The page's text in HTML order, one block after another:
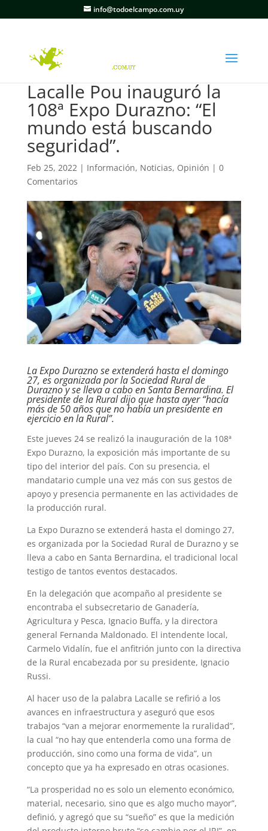
info@todoelcampo.com.uy
Lacalle Pou inauguró la
108ª Expo Durazno: “El
mundo está buscando
seguridad”.
Feb 25, 2022| Información, Noticias, Opinión | 0
Comentarios
La Expo Durazno se extenderá hasta el domingo
27, es organizada por la Sociedad Rural de
Durazno y se lleva a cabo en Santa Bernardina. El
presidente de la Rural dijo que hasta ayer “hacía
más de 50 años que no había un presidente en
ejercicio en la Rural”.
Este jueves 24 se realizó la inauguración de la 108ª
Expo Durazno, la exposición más importante de su
tipo del interior del país. Con su presencia, el
mandatario cumple una vez más con sus gestos de
apoyo y presencia permanente en las actividades de
la producción rural.
La Expo Durazno se extenderá hasta el domingo 27,
es organizada por la Sociedad Rural de Durazno y se
lleva a cabo en Santa Bernardina, el tradicional local
testigo de tantos eventos destacados.
En la delegación que acompaño al presidente se
encontraba el subsecretario de Ganadería,
Agricultura y Pesca, Ignacio Buffa, y la directora
general Fernanda Maldonado. El intendente local,
Carmelo Vidalín, fue el anfitrión junto con la directiva
de la Rural encabezada por su presidente, Ignacio
Russi.
Al hacer uso de la palabra Lacalle se refirió a los
avances en infraestructura y aseguró que esos
trabajos “van a mejorar enormemente la ruralidad”,
la cual “no hay que entenderla como una forma de
producción, sino como una forma de vida”, un
concepto que ya ha expresado en otras ocasiones.
“La prosperidad no es solo un elemento económico,
material, necesario, sino que es algo mucho mayor”,
definió, y agregó que su “sueño” es que la medición